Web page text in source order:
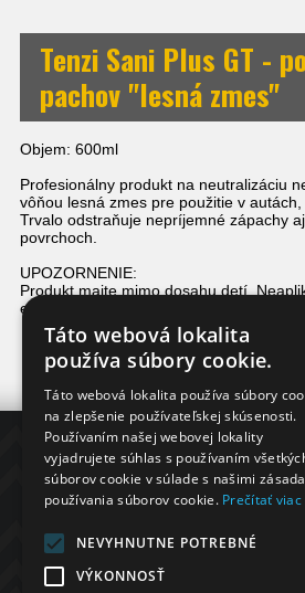
Tenzi Sani Plus GT -
pachov "lesná zmes"
Objem: 600ml
Profesionálny produkt na neutralizáciu
vôňou lesná zmes pre použitie v
Trvalo odstraňuje nepríjemné zápachy
povrchoch.
UPOZORNENIE:
Produkt majte mimo dosahu detí.
elektrické predmety. Zaobchádzajte
INFORMÁCIE
KONTAKT
Adresa: ul. Hlavná 55,
Telefón: +421 902
Táto webová lokalita
používa súbory cookie.
Táto webová lokalita používa súbory
na zlepšenie používateľskej skúsenosti.
Používaním našej webovej lokality
vyjadrujete súhlas s používaním
súborov cookie v súlade s našimi
používania súborov cookie. Prečítať viac
NEVYHNUTNE POTREBNÉ
VÝKONNOSŤ